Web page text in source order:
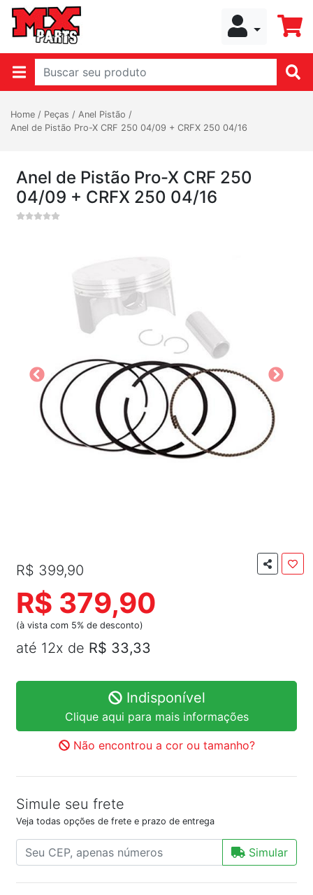
Home / Peças / Anel Pistão /
Anel de Pistão Pro-X CRF 250 04/09 + CRFX 250 04/16
Anel de Pistão Pro-X CRF 250
04/09 + CRFX 250 04/16
R$ 399,90
R$ 379,90
(à vista com 5% de desconto)
até 12x de R$ 33,33
Indisponível
Clique aqui para mais informações
Não encontrou a cor ou tamanho?
Simule seu frete
Veja todas opções de frete e prazo de entrega
Simular